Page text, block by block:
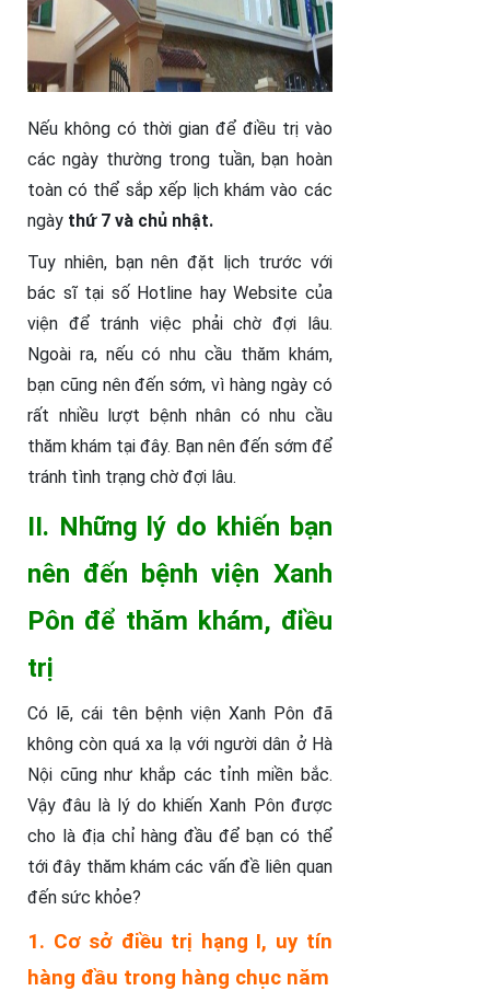
Nếu không có thời gian để điều trị vào
các ngày thường trong tuần, bạn hoàn
toàn có thể sắp xếp lịch khám vào các
ngày thứ 7 và chủ nhật.
Tuy nhiên, bạn nên đặt lịch trước với
bác sĩ tại số Hotline hay Website của
viện để tránh việc phải chờ đợi lâu.
Ngoài ra, nếu có nhu cầu thăm khám,
bạn cũng nên đến sớm, vì hàng ngày có
rất nhiều lượt bệnh nhân có nhu cầu
thăm khám tại đây. Bạn nên đến sớm để
tránh tình trạng chờ đợi lâu.
II. Những lý do khiến bạn
nên đến bệnh viện Xanh
Pôn để thăm khám, điều
trị
Có lẽ, cái tên bệnh viện Xanh Pôn đã
không còn quá xa lạ với người dân ở Hà
Nội cũng như khắp các tỉnh miền bắc.
Vậy đâu là lý do khiến Xanh Pôn được
cho là địa chỉ hàng đầu để bạn có thể
tới đây thăm khám các vấn đề liên quan
đến sức khỏe?
1. Cơ sở điều trị hạng I, uy tín
hàng đầu trong hàng chục năm